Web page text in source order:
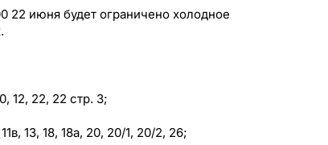
22 июня будет ограничено холодное
12, 22, 22 стр. 3;
13, 18, 18а, 20, 20/1, 20/2, 26;